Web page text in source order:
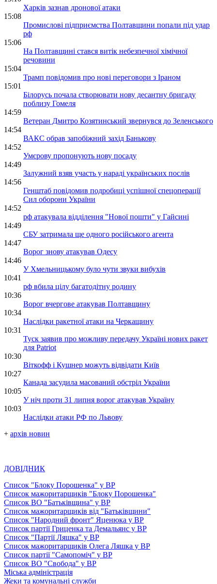
Харків зазнав дронової атаки
15:08
Промислові підприємства Полтавщини попали під удар
рф
15:06
На Полтавщині стався витік небезпечної хімічної
речовини
15:04
Трамп повідомив про нові переговори з Іраном
15:01
Білорусь почала створювати нову десантну бригаду
поблизу Гомеля
14:59
Ветеран Дмитро Козятинський звернувся до Зеленського
14:54
ВАКС обрав запобіжний захід Банькову
14:52
Умєрову пропонують нову посаду
14:49
Залужний взяв участь у нараді українських послів
14:56
Генштаб повідомив подробиці успішної спецоперації
Сил оборони України
14:52
рф атакувала відділення "Нової пошти" у Гайсині
14:49
СБУ затримала ще одного російського агента
14:47
Ворог знову атакував Одесу
14:46
У Хмельницькому було чути звуки вибухів
10:41
рф вбила цілу багатодітну родину
10:36
Ворог вчергове атакував Полтавщину
10:34
Наслідки ракетної атаки на Черкащину
10:31
Туск заявив про можливу передачу Україні нових ракет
для Patriot
10:30
Віткофф і Кушнер можуть відвідати Київ
10:27
Канада засудила масований обстріл України
10:05
У ніч проти 31 липня ворог атакував Україну
10:03
Наслідки атаки РФ по Львову
+ архів новин
ДОВІДНИК
Список "Блоку Порошенка" у ВР
Список мажоритарщиків "Блоку Порошенка"
Список ВО "Батьківщина" у ВР
Список мажоритарщиків від "Батьківщини"
Список "Народний фронт" Яценюка у ВР
Список партії Гриценка та Демальянс у ВР
Список "Партії Ляшка" у ВР
Список мажоритарщиків Олега Ляшка у ВР
Список партії "Самопоміч" у ВР
Список ВО "Свобода" у ВР
Міська адміністрація
Жеки та комунальні служби